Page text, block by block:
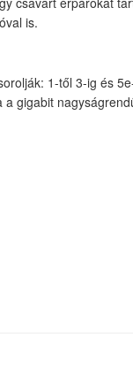
is.
1-től 3-ig és
a gigabit